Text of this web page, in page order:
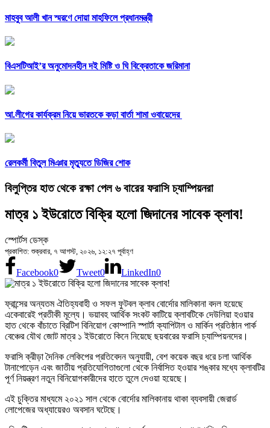
মাহবুব আলী খান স্মরণে দোয়া মাহফিলে প্রধানমন্ত্রী
বিএসটিআই’র অনুমোদনহীন দই মিষ্টি ও ঘি বিক্রেতাকে জরিমানা
আ.লীগের কার্যক্রম নিয়ে ভারতকে কড়া বার্তা শামা ওবায়েদের
রেলকর্মী বিতুল মিঞার মৃত্যুতে ডিজির শোক
বিলুপ্তির হাত থেকে রক্ষা পেল ৬ বারের ফরাসি চ্যাম্পিয়নরা
মাত্র ১ ইউরোতে বিক্রি হলো জিদানের সাবেক ক্লাব!
স্পোর্টস ডেস্ক
প্রকাশিত: শুক্রবার, ৭ আগস্ট, ২০২৬, ১২:২৭ পূর্বাহ্ণ
Facebook0 Tweet0 LinkedIn0
ফ্রান্সের অন্যতম ঐতিহ্যবাহী ও সফল ফুটবল ক্লাব বোর্দোর মালিকানা বদল হয়েছে
একেবারেই প্রতীকী মূল্যে। ভয়াবহ আর্থিক সংকট কাটিয়ে ক্লাবটিকে দেউলিয়া হওয়ার
হাত থেকে বাঁচাতে ব্রিটিশ বিনিয়োগ কোম্পানি স্পার্টা ক্যাপিটাল ও মার্কিন প্রতিষ্ঠান পার্ক
বেঞ্চের যৌথ জোট মাত্র ১ ইউরোতে কিনে নিয়েছে ছয়বারের ফরাসি চ্যাম্পিয়নদের।
ফরাসি ক্রীড়া দৈনিক লেকিপের প্রতিবেদন অনুযায়ী, বেশ কয়েক বছর ধরে চলা আর্থিক
টানাপোড়েন এবং জাতীয় প্রতিযোগিতাগুলো থেকে নির্বাসিত হওয়ার শঙ্কার মধ্যে ক্লাবটির
পূর্ণ নিয়ন্ত্রণ নতুন বিনিয়োগকারীদের হাতে তুলে দেওয়া হয়েছে।
এই চুক্তির মাধ্যমে ২০২১ সাল থেকে বোর্দোর মালিকানায় থাকা ব্যবসায়ী জেরার্ড
লোপেজের অধ্যায়েরও অবসান ঘটেছে।